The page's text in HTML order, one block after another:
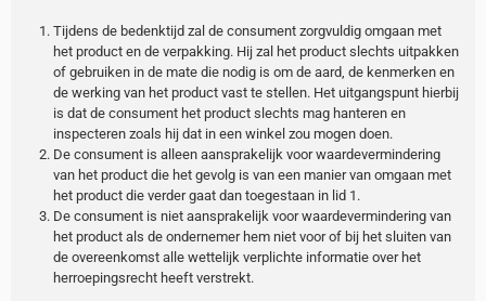
Tijdens de bedenktijd zal de consument zorgvuldig omgaan met
het product en de verpakking. Hij zal het product slechts uitpakken
of gebruiken in de mate die nodig is om de aard, de kenmerken en
de werking van het product vast te stellen. Het uitgangspunt hierbij
is dat de consument het product slechts mag hanteren en
inspecteren zoals hij dat in een winkel zou mogen doen.
De consument is alleen aansprakelijk voor waardevermindering
van het product die het gevolg is van een manier van omgaan met
het product die verder gaat dan toegestaan in lid 1.
De consument is niet aansprakelijk voor waardevermindering van
het product als de ondernemer hem niet voor of bij het sluiten van
de overeenkomst alle wettelijk verplichte informatie over het
herroepingsrecht heeft verstrekt.